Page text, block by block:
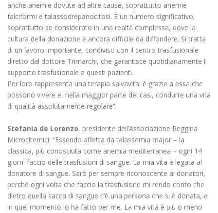
anche anemie dovute ad altre cause, soprattutto anemie
falciformi e talassodrepanocitosi. È un numero significativo,
soprattutto se considerato in una realtà complessa, dove la
cultura della donazione è ancora difficile da diffondere. Si tratta
di un lavoro importante, condiviso con il centro trasfusionale
diretto dal dottore Trimarchi, che garantisce quotidianamente il
supporto trasfusionale a questi pazienti.
Per loro rappresenta una terapia salvavita: è grazie a essa che
possono vivere e, nella maggior parte dei casi, condurre una vita
di qualità assolutamente regolare”.
Stefania de Lorenzo, presidente dell’Associazione Reggina
Microcitemici: “Essendo affetta da talassemia major – la
classica, più conosciuta come anemia mediterranea – ogni 14
giorni faccio delle trasfusioni di sangue. La mia vita è legata al
donatore di sangue. Sarò per sempre riconoscente ai donatori,
perché ogni volta che faccio la trasfusione mi rendo conto che
dietro quella sacca di sangue c’è una persona che si è donata, e
in quel momento lo ha fatto per me. La mia vita è più o meno